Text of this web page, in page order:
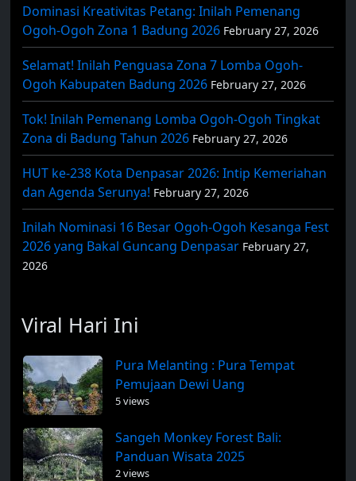
Dominasi Kreativitas Petang: Inilah Pemenang
Ogoh-Ogoh Zona 1 Badung 2026 February 27, 2026
Selamat! Inilah Penguasa Zona 7 Lomba Ogoh-
Ogoh Kabupaten Badung 2026 February 27, 2026
Tok! Inilah Pemenang Lomba Ogoh-Ogoh Tingkat
Zona di Badung Tahun 2026 February 27, 2026
HUT ke-238 Kota Denpasar 2026: Intip Kemeriahan
dan Agenda Serunya! February 27, 2026
Inilah Nominasi 16 Besar Ogoh-Ogoh Kesanga Fest
2026 yang Bakal Guncang Denpasar February 27,
2026
Viral Hari Ini
Pura Melanting : Pura Tempat
Pemujaan Dewi Uang
5 views
Sangeh Monkey Forest Bali:
Panduan Wisata 2025
2 views